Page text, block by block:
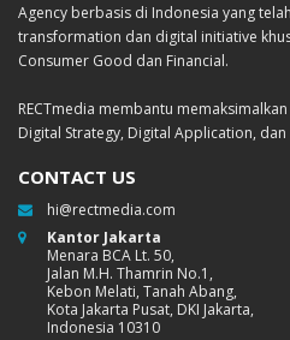
Agency berbasis di Indonesia yang
transformation dan digital initiative
Consumer Good dan Financial.
RECTmedia membantu
Digital Strategy, Digital Application,
CONTACT US
hi@rectmedia.com
Kantor Jakarta
Menara BCA Lt. 50,
Jalan M.H. Thamrin No.1,
Kebon Melati, Tanah Abang,
Kota Jakarta Pusat, DKI Jakarta,
Indonesia 10310